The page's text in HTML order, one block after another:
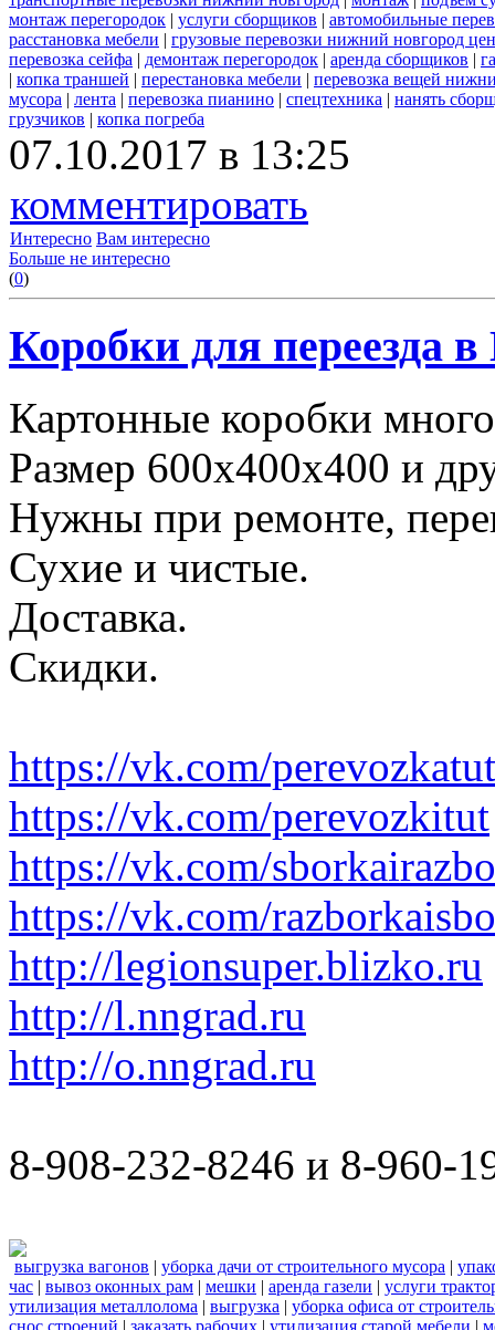
монтаж перегородок | услуги сборщиков | автомобильные
расстановка мебели | грузовые перевозки нижний новгород
перевозка сейфа | демонтаж перегородок | аренда сборщиков |
| копка траншей | перестановка мебели | перевозка вещей
мусора | лента | перевозка пианино | спецтехника | нанять
грузчиков | копка погреба
07.10.2017 в 13:25
комментировать
Интересно Вам интересно
Больше не интересно
(0)
Коробки для переезда
Картонные коробки
Размер 600х400х400 и
Нужны при ремонте,
Сухие и чистые.
Доставка.
Скидки.
https://vk.com/perevozkatut
https://vk.com/perevozkitut
https://vk.com/
https://vk.com/
http://legionsuper.blizko.ru
http://l.nngrad.ru
http://o.nngrad.ru
8-908-232-8246 и 8-960-
выгрузка вагонов | уборка дачи от строительного мусора |
час | вывоз оконных рам | мешки | аренда газели | услуги
утилизация металлолома | выгрузка | уборка офиса от